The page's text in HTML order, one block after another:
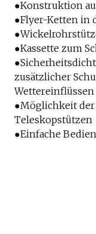
●Konstruktion
●Flyer-Ketten in
●Kassette zum
zusätzlicher
Wettereinflüssen
●Möglichkeit
Teleskopstützen
●Einfache